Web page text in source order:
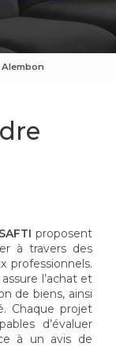
proposent
à travers des
professionnels.
l’achat et
de biens, ainsi
Chaque projet
d’évaluer
à un avis de